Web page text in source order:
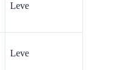
Leve
Leve